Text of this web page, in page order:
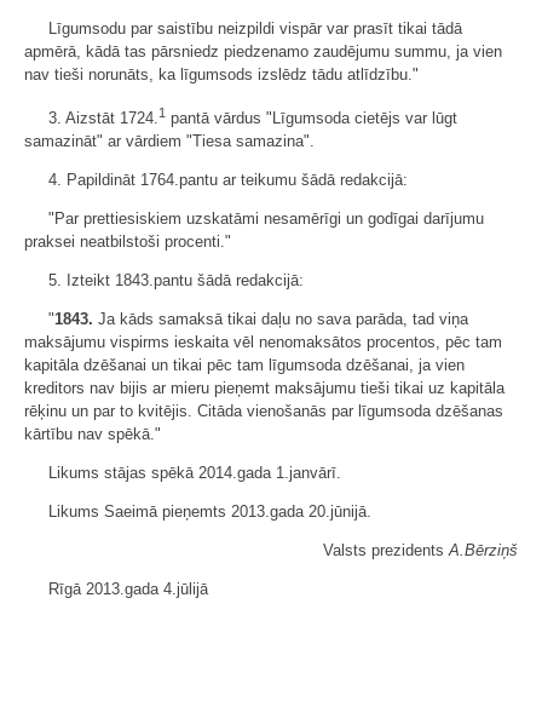
Līgumsodu par saistību neizpildi vispār var prasīt tikai tādā
apmērā, kādā tas pārsniedz piedzenamo zaudējumu summu, ja vien
nav tieši norunāts, ka līgumsods izslēdz tādu atlīdzību."
3. Aizstāt 1724.1 pantā vārdus "Līgumsoda cietējs var lūgt
samazināt" ar vārdiem "Tiesa samazina".
4. Papildināt 1764.pantu ar teikumu šādā redakcijā:
"Par prettiesiskiem uzskatāmi nesamērīgi un godīgai darījumu
praksei neatbilstoši procenti."
5. Izteikt 1843.pantu šādā redakcijā:
"1843. Ja kāds samaksā tikai daļu no sava parāda, tad viņa
maksājumu vispirms ieskaita vēl nenomaksātos procentos, pēc tam
kapitāla dzēšanai un tikai pēc tam līgumsoda dzēšanai, ja vien
kreditors nav bijis ar mieru pieņemt maksājumu tieši tikai uz kapitāla
rēķinu un par to kvitējis. Citāda vienošanās par līgumsoda dzēšanas
kārtību nav spēkā."
Likums stājas spēkā 2014.gada 1.janvārī.
Likums Saeimā pieņemts 2013.gada 20.jūnijā.
Valsts prezidentsA.Bērziņš
Rīgā 2013.gada 4.jūlijā